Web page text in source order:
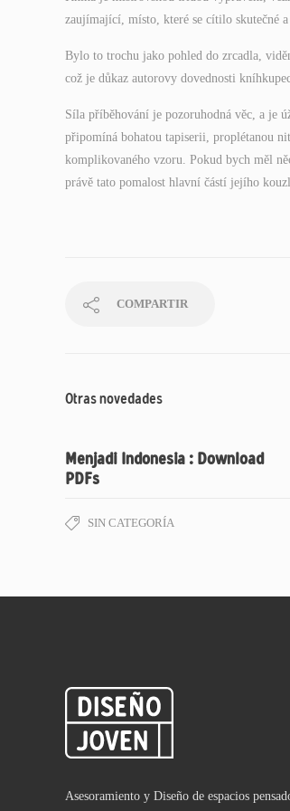
zaujímající, místo, které se cítilo skutečné
Bylo to trochu jako pohled do zrcadla,
což je důkaz autorovy dovednosti
Síla příběhování je pozoruhodná věc, a je
připomíná bohatou tapiserii, proplétanou
komplikovaného vzoru. Pokud bych měl
právě tato pomalost hlavní částí jejího
COMPARTIR
Otras novedades
Menjadi Indonesia : Download
PDFs
SIN CATEGORÍA
Asesoramiento y Diseño de espacios